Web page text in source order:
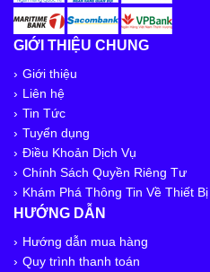
GIỚI THIỆU CHUNG
Giới thiệu
Liên hệ
Tin Tức
Tuyển dụng
Điều Khoản Dịch Vụ
Chính Sách Quyền Riêng Tư
Khám Phá Thông Tin Về Thiết
HƯỚNG DẪN
Hướng dẫn mua hàng
Quy trình thanh toán